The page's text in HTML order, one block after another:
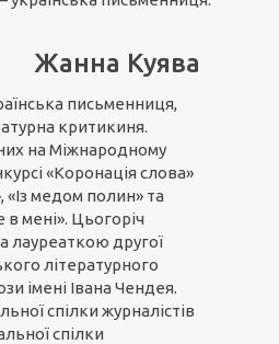
Жанна Куява
письменниця,
критикиня.
на Міжнародному
«Коронація слова»
«Із медом полин» та
мені». Цьогоріч
лауреаткою другої
літературного
імені Івана Чендея.
спілки журналістів
спілки